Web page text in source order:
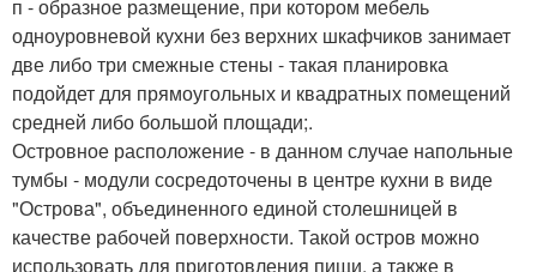
п - образное размещение, при котором мебель
одноуровневой кухни без верхних шкафчиков занимает
две либо три смежные стены - такая планировка
подойдет для прямоугольных и квадратных помещений
средней либо большой площади;.
Островное расположение - в данном случае напольные
тумбы - модули сосредоточены в центре кухни в виде
"Острова", объединенного единой столешницей в
качестве рабочей поверхности. Такой остров можно
использовать для приготовления пищи, а также в